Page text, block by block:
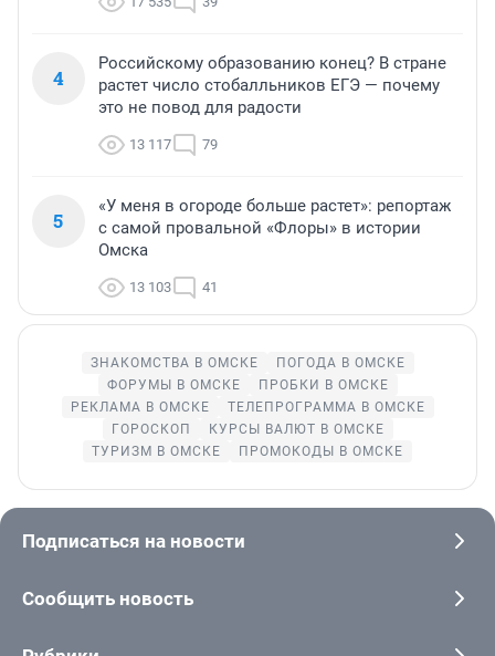
4
Российскому образованию конец? В стране
растет число стобалльников ЕГЭ — почему
это не повод для радости
13 117 79
5
«У меня в огороде больше растет»: репортаж
с самой провальной «Флоры» в истории
Омска
13 103 41
ЗНАКОМСТВА В ОМСКЕ
ПОГОДА В ОМСКЕ
ФОРУМЫ В ОМСКЕ
ПРОБКИ В ОМСКЕ
РЕКЛАМА В ОМСКЕ
ТЕЛЕПРОГРАММА В ОМСКЕ
ГОРОСКОП
КУРСЫ ВАЛЮТ В ОМСКЕ
ТУРИЗМ В ОМСКЕ
ПРОМОКОДЫ В ОМСКЕ
Подписаться на новости
Сообщить новость